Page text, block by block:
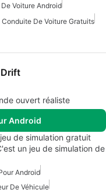
Voiture Android
De Voiture Gratuits
ouvert réaliste
Android
de simulation gratuit
un jeu de simulation de
Android
De Véhicule